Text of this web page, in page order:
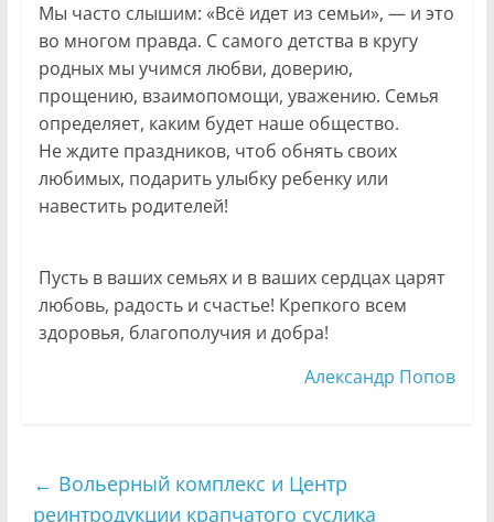
Мы часто слышим: «Всё идет из семьи», — и это
во многом правда. С самого детства в кругу
родных мы учимся любви, доверию,
прощению, взаимопомощи, уважению. Семья
определяет, каким будет наше общество.
Не ждите праздников, чтоб обнять своих
любимых, подарить улыбку ребенку или
навестить родителей!
Пусть в ваших семьях и в ваших сердцах царят
любовь, радость и счастье! Крепкого всем
здоровья, благополучия и добра!
Александр Попов
← Вольерный комплекс и Центр
реинтродукции крапчатого суслика